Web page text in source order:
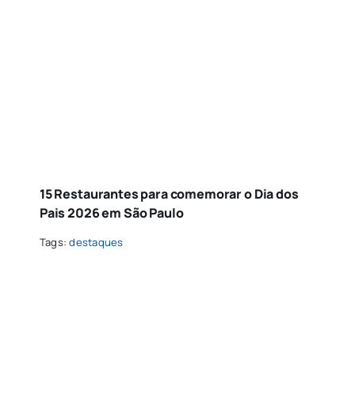
15 Restaurantes para comemorar o Dia dos
Pais 2026 em São Paulo
Tags:destaques